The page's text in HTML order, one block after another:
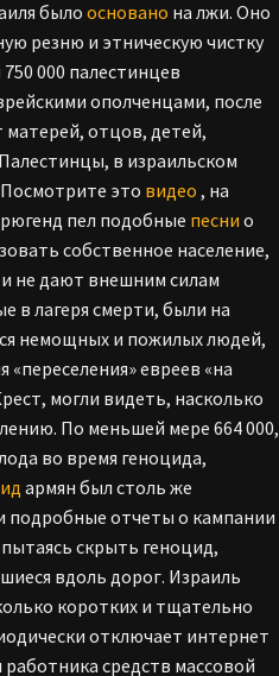
былоосновано на лжи. Оно
резню и этническую чистку
000 палестинцев
ополченцами, после
матерей, отцов, детей,
в израильском
это видео , на
пел подобные песни о
собственное население,
не дают внешним силам
в лагеря смерти, были на
немощных и пожилых людей,
евреев «на
могли видеть, насколько
По меньшей мере 664 000,
во время геноцида,
армян был столь же
подробные отчеты о кампании
скрыть геноцид,
вдоль дорог. Израиль
коротких и тщательно
отключает интернет
средств массовой